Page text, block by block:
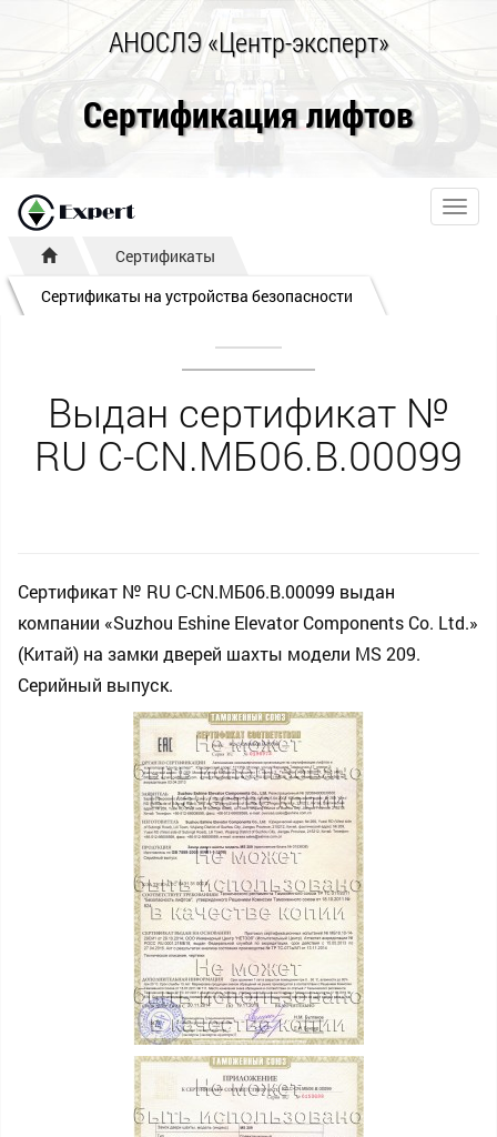
АНОСЛЭ «Центр-эксперт»
Сертификация лифтов
Сертификаты
Сертификаты на устройства безопасности
Выдан сертификат №
RU С-CN.МБ06.B.00099
Сертификат № RU С-CN.МБ06.B.00099 выдан
компании «Suzhou Eshine Elevator Components Co. Ltd.»
(Китай) на замки дверей шахты модели MS 209.
Серийный выпуск.